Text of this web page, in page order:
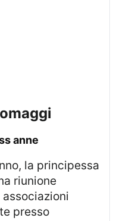
anne
riunione
presso